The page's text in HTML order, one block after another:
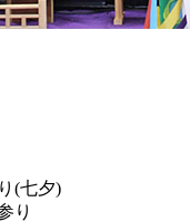
(七夕)
り